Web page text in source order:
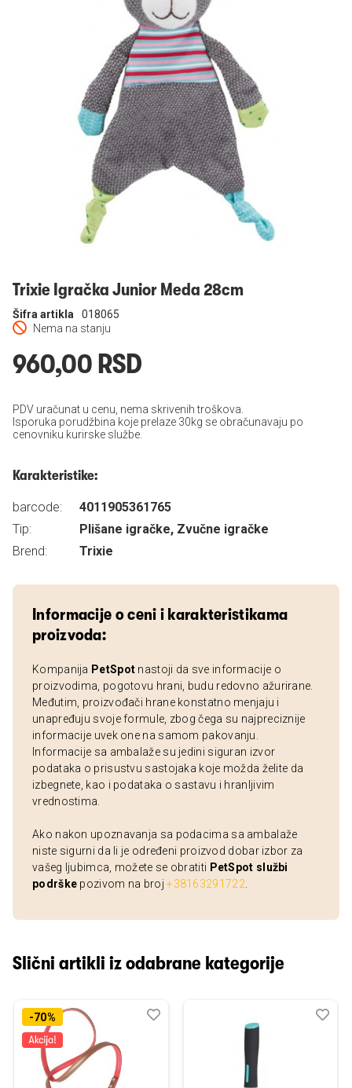
Trixie Igračka Junior Meda 28cm
Nema na stanju
Šifra artikla 018065
960,00 RSD
PDV uračunat u cenu, nema skrivenih troškova.
Isporuka porudžbina koje prelaze 30kg se obračunavaju po
cenovniku kurirske službe.
Karakteristike:
barcode:
4011905361765
Tip:
Plišane igračke, Zvučne igračke
Brend:
Trixie
Informacije o ceni i karakteristikama
proizvoda:
Kompanija PetSpot nastoji da sve informacije o
proizvodima, pogotovu hrani, budu redovno ažurirane.
Međutim, proizvođači hrane konstatno menjaju i
unapređuju svoje formule, zbog čega su najpreciznije
informacije uvek one na samom pakovanju.
Informacije sa ambalaže su jedini siguran izvor
podataka o prisustvu sastojaka koje možda želite da
izbegnete, kao i podataka o sastavu i hranljivim
vrednostima.
Ako nakon upoznavanja sa podacima sa ambalaže
niste sigurni da li je određeni proizvod dobar izbor za
vašeg ljubimca, možete se obratiti PetSpot službi
podrške pozivom na broj+38163291722
Slični artikli iz odabrane kategorije
-70%
Dodaj
Uporedi